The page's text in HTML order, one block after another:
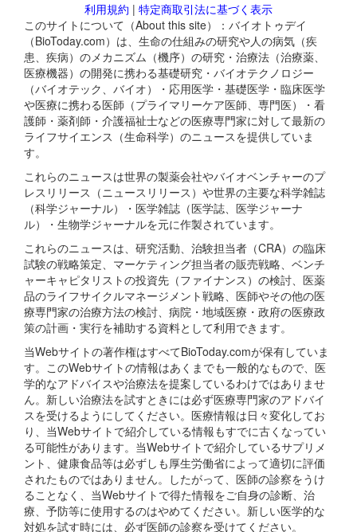
利用規約 | 特定商取引法に基づく表示
このサイトについて（About this site）：バイオトゥデイ
（BioToday.com）は、生命の仕組みの研究や人の病気（疾
患、疾病）のメカニズム（機序）の研究・治療法（治療薬、
医療機器）の開発に携わる基礎研究・バイオテクノロジー
（バイオテック、バイオ）・応用医学・基礎医学・臨床医学
や医療に携わる医師（プライマリーケア医師、専門医）・看
護師・薬剤師・介護福祉士などの医療専門家に対して最新の
ライフサイエンス（生命科学）のニュースを提供していま
す。
これらのニュースは世界の製薬会社やバイオベンチャーのプ
レスリリース（ニュースリリース）や世界の主要な科学雑誌
（科学ジャーナル）・医学雑誌（医学誌、医学ジャーナ
ル）・生物学ジャーナルを元に作製されています。
これらのニュースは、研究活動、治験担当者（CRA）の臨床
試験の戦略策定、マーケティング担当者の販売戦略、ベンチ
ャーキャピタリストの投資先（ファイナンス）の検討、医薬
品のライフサイクルマネージメント戦略、医師やその他の医
療専門家の治療方法の検討、病院・地域医療・政府の医療政
策の計画・実行を補助する資料として利用できます。
当Webサイトの著作権はすべてBioToday.comが保有していま
す。このWebサイトの情報はあくまでも一般的なもので、医
学的なアドバイスや治療法を提案しているわけではありませ
ん。新しい治療法を試すときには必ず医療専門家のアドバイ
スを受けるようにしてください。医療情報は日々変化してお
り、当Webサイトで紹介している情報もすでに古くなってい
る可能性があります。当Webサイトで紹介しているサプリメ
ント、健康食品等は必ずしも厚生労働省によって適切に評価
されたものではありません。したがって、医師の診察をうけ
ることなく、当Webサイトで得た情報をご自身の診断、治
療、予防等に使用するのはやめてください。新しい医学的な
対処を試す時には、必ず医師の診察を受けてください。